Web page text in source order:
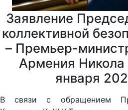
Заявление
коллективной
– Премьер-
Армения
января
В связи с обращением